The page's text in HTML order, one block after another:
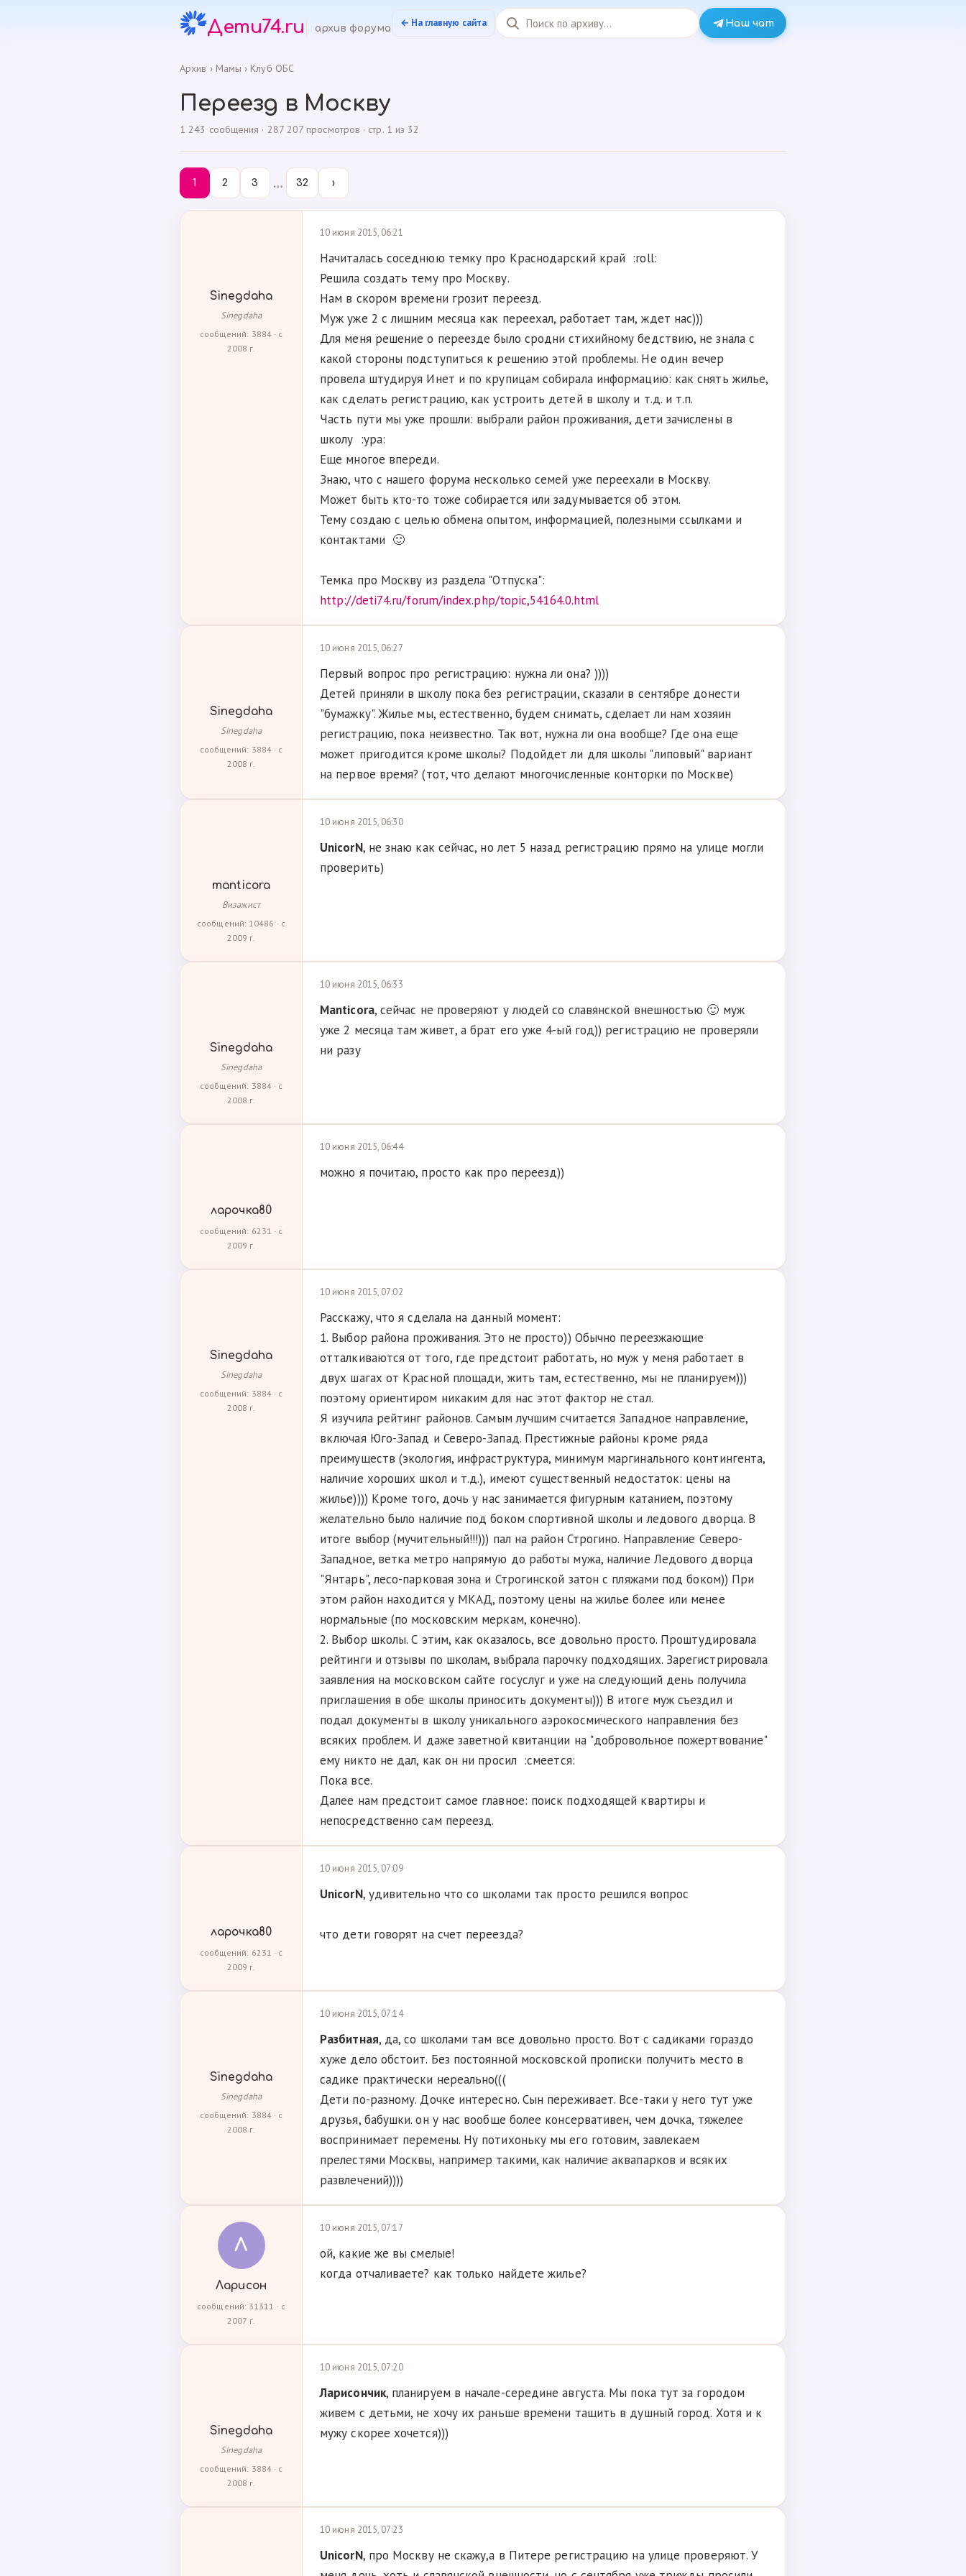
Дети74.ru архив форума ← На главную сайта Наш чат
Архив › Мамы › Клуб ОБС
Переезд в Москву
1 243 сообщения · 287 207 просмотров · стр. 1 из 32
1 2 3 … 32 ›
Sinegdaha
Sinegdaha
сообщений: 3884 · с
2008 г.
10 июня 2015, 06:21
Начиталась соседнюю темку про Краснодарский край :roll:
Решила создать тему про Москву.
Нам в скором времени грозит переезд.
Муж уже 2 с лишним месяца как переехал, работает там, ждет нас)))
Для меня решение о переезде было сродни стихийному бедствию, не знала с
какой стороны подступиться к решению этой проблемы. Не один вечер
провела штудируя Инет и по крупицам собирала информацию: как снять жилье,
как сделать регистрацию, как устроить детей в школу и т.д. и т.п.
Часть пути мы уже прошли: выбрали район проживания, дети зачислены в
школу :ура:
Еще многое впереди.
Знаю, что с нашего форума несколько семей уже переехали в Москву.
Может быть кто-то тоже собирается или задумывается об этом.
Тему создаю с целью обмена опытом, информацией, полезными ссылками и
контактами 🙂
Темка про Москву из раздела "Отпуска":
http://deti74.ru/forum/index.php/topic,54164.0.html
Sinegdaha
Sinegdaha
сообщений: 3884 · с
2008 г.
10 июня 2015, 06:27
Первый вопрос про регистрацию: нужна ли она? ))))
Детей приняли в школу пока без регистрации, сказали в сентябре донести
"бумажку". Жилье мы, естественно, будем снимать, сделает ли нам хозяин
регистрацию, пока неизвестно. Так вот, нужна ли она вообще? Где она еще
может пригодится кроме школы? Подойдет ли для школы "липовый" вариант
на первое время? (тот, что делают многочисленные конторки по Москве)
manticora
Визажист
сообщений: 10486 · с
2009 г.
10 июня 2015, 06:30
UnicorN, не знаю как сейчас, но лет 5 назад регистрацию прямо на улице могли
проверить)
Sinegdaha
Sinegdaha
сообщений: 3884 · с
2008 г.
10 июня 2015, 06:33
Manticora, сейчас не проверяют у людей со славянской внешностью 🙂 муж
уже 2 месяца там живет, а брат его уже 4-ый год)) регистрацию не проверяли
ни разу
ларочка80
сообщений: 6231 · с
2009 г.
10 июня 2015, 06:44
можно я почитаю, просто как про переезд))
Sinegdaha
Sinegdaha
сообщений: 3884 · с
2008 г.
10 июня 2015, 07:02
Расскажу, что я сделала на данный момент:
1. Выбор района проживания. Это не просто)) Обычно переезжающие
отталкиваются от того, где предстоит работать, но муж у меня работает в
двух шагах от Красной площади, жить там, естественно, мы не планируем)))
поэтому ориентиром никаким для нас этот фактор не стал.
Я изучила рейтинг районов. Самым лучшим считается Западное направление,
включая Юго-Запад и Северо-Запад. Престижные районы кроме ряда
преимуществ (экология, инфраструктура, минимум маргинального контингента,
наличие хороших школ и т.д.), имеют существенный недостаток: цены на
жилье)))) Кроме того, дочь у нас занимается фигурным катанием, поэтому
желательно было наличие под боком спортивной школы и ледового дворца. В
итоге выбор (мучительный!!!))) пал на район Строгино. Направление Северо-
Западное, ветка метро напрямую до работы мужа, наличие Ледового дворца
"Янтарь", лесо-парковая зона и Строгинской затон с пляжами под боком)) При
этом район находится у МКАД, поэтому цены на жилье более или менее
нормальные (по московским меркам, конечно).
2. Выбор школы. С этим, как оказалось, все довольно просто. Проштудировала
рейтинги и отзывы по школам, выбрала парочку подходящих. Зарегистрировала
заявления на московском сайте госуслуг и уже на следующий день получила
приглашения в обе школы приносить документы))) В итоге муж съездил и
подал документы в школу уникального аэрокосмического направления без
всяких проблем. И даже заветной квитанции на "добровольное пожертвование"
ему никто не дал, как он ни просил :смеется:
Пока все.
Далее нам предстоит самое главное: поиск подходящей квартиры и
непосредственно сам переезд.
ларочка80
сообщений: 6231 · с
2009 г.
10 июня 2015, 07:09
UnicorN, удивительно что со школами так просто решился вопрос
что дети говорят на счет переезда?
Sinegdaha
Sinegdaha
сообщений: 3884 · с
2008 г.
10 июня 2015, 07:14
Разбитная, да, со школами там все довольно просто. Вот с садиками гораздо
хуже дело обстоит. Без постоянной московской прописки получить место в
садике практически нереально(((
Дети по-разному. Дочке интересно. Сын переживает. Все-таки у него тут уже
друзья, бабушки. он у нас вообще более консервативен, чем дочка, тяжелее
воспринимает перемены. Ну потихоньку мы его готовим, завлекаем
прелестями Москвы, например такими, как наличие аквапарков и всяких
развлечений))))
Л
Ларисон
сообщений: 31311 · с
2007 г.
10 июня 2015, 07:17
ой, какие же вы смелые!
когда отчаливаете? как только найдете жилье?
Sinegdaha
Sinegdaha
сообщений: 3884 · с
2008 г.
10 июня 2015, 07:20
Ларисончик, планируем в начале-середине августа. Мы пока тут за городом
живем с детьми, не хочу их раньше времени тащить в душный город. Хотя и к
мужу скорее хочется)))
10 июня 2015, 07:23
UnicorN, про Москву не скажу,а в Питере регистрацию на улице проверяют. У